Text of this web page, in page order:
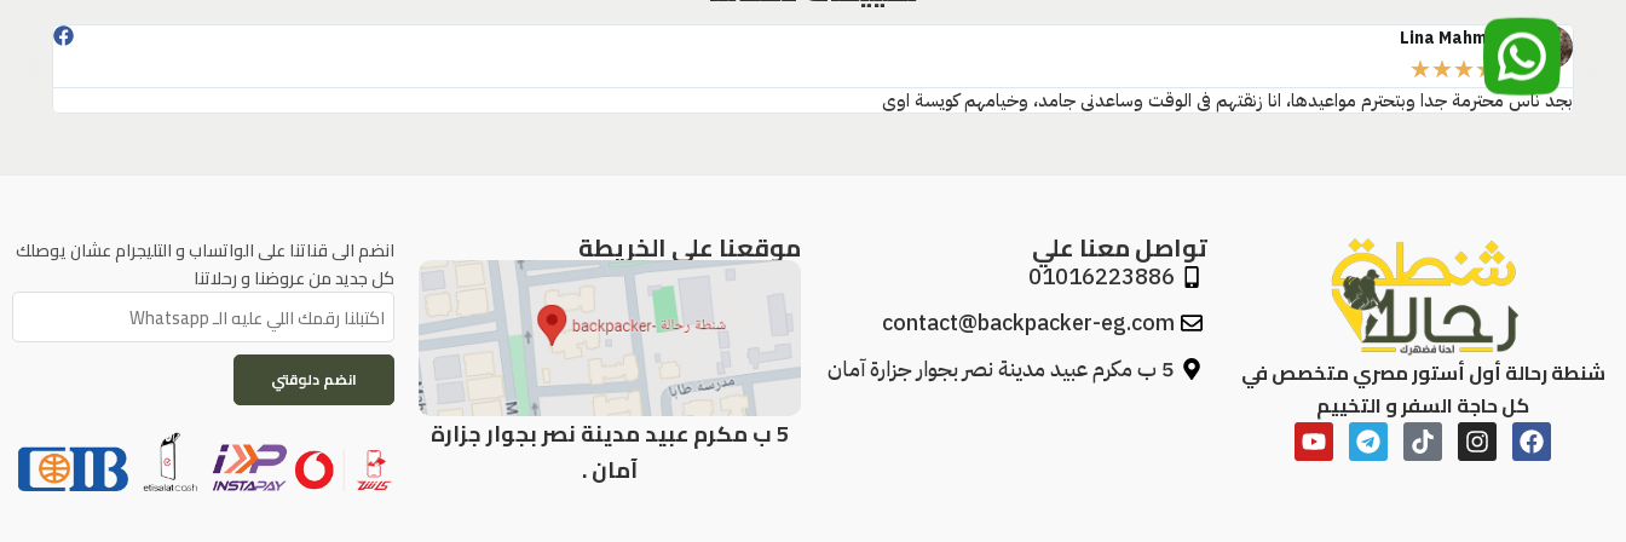
Lina Mahmoud
★
★
★
★
★
بجد ناس محترمة جدا وبتحترم مواعيدها، انا زنقتهم في الوقت وساعدني جامد، وخيامهم كويسة اوي
شنطة رحالة أول أستور مصري متخصص في
كل حاجة السفر و التخييم
تواصل معنا علي
01016223886
contact@backpacker-eg.com
5 ب مكرم عبيد مدينة نصر بجوار جزارة آمان
موقعنا علي الخريطة
5 ب مكرم عبيد مدينة نصر بجوار جزارة
آمان .
انضم الى قناتنا على الواتساب و التليجرام عشان يوصلك
كل جديد من عروضنا و رحلاتنا